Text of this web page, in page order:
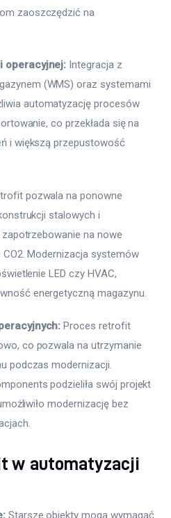
zaoszczędzić na
operacyjnej: Integracja z
(WMS) oraz systemami
automatyzację procesów
co przekłada się na
i większą przepustowość
pozwala na ponowne
stalowych i
na nowe
Modernizacja systemów
LED czy HVAC,
energetyczną magazynu.
Proces retrofit
co pozwala na utrzymanie
podczas modernizacji.
podzieliła swój projekt
modernizację bez
w automatyzacji
Starsze obiekty mogą wymagać